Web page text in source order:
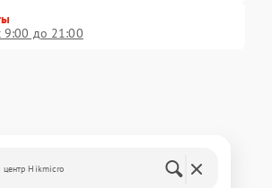
9:00 до 21:00
Hikmicro